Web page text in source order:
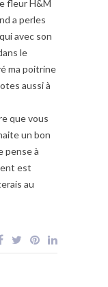
fleur H&M
a perles
avec son
le
ma poitrine
aussi à
que vous
un bon
pense à
est
au